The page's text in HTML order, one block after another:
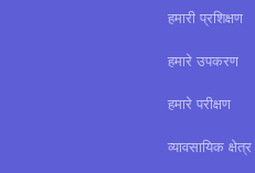
हमारी प्रशिक्षण
हमारे उपकरण
हमारे परीक्षण
व्यावसायिक क्षेत्र